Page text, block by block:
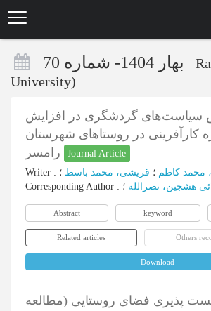
University)
سیاست‌های گردشگری در افزایش
کارآفرینی در روستاهای شهرستان
Journal Article
Writer : محمد کاظم ؛ قریشی، محمد باسط ؛
Corresponding Author : هشجین، نصرالله ؛
Abstract keyword
Related articles Others
Download
پذیری فضای روستایی (مطالعه